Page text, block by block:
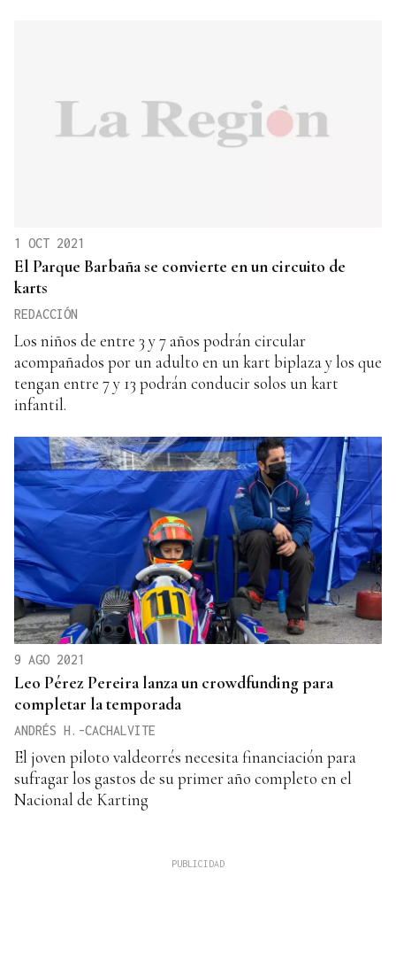
1 OCT 2021
El Parque Barbaña se convierte en un circuito de
karts
REDACCIÓN
Los niños de entre 3 y 7 años podrán circular
acompañados por un adulto en un kart biplaza y los que
tengan entre 7 y 13 podrán conducir solos un kart
infantil.
9 AGO 2021
Leo Pérez Pereira lanza un crowdfunding para
completar la temporada
ANDRÉS H.-CACHALVITE
El joven piloto valdeorrés necesita financiación para
sufragar los gastos de su primer año completo en el
Nacional de Karting